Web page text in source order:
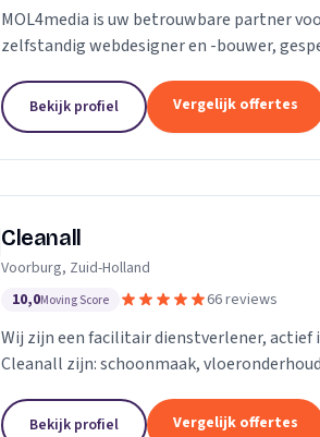
MOL4media is uw betrouwbare partner
zelfstandig webdesigner en -bouwer,
Bekijk profiel Vergelijk offertes
Cleanall
Voorburg, Zuid-Holland
10,0Moving Score 66 reviews
Wij zijn een facilitair dienstverlener, actief
Cleanall zijn: schoonmaak,
Bekijk profiel Vergelijk offertes